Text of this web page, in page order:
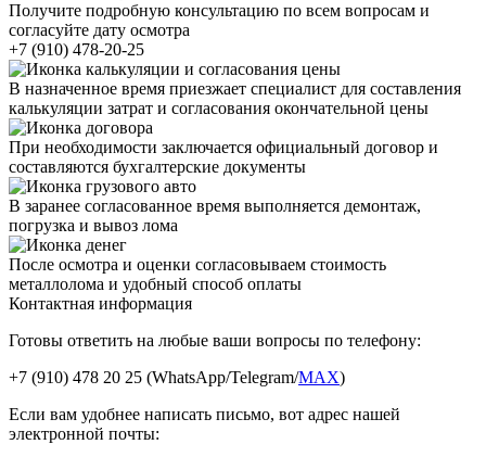
Получите подробную консультацию по всем вопросам и
согласуйте дату осмотра
+7 (910) 478-20-25
В назначенное время приезжает специалист для составления
калькуляции затрат и согласования окончательной цены
При необходимости заключается официальный договор и
составляются бухгалтерские документы
В заранее согласованное время выполняется демонтаж,
погрузка и вывоз лома
После осмотра и оценки согласовываем стоимость
металлолома и удобный способ оплаты
Контактная информация
Готовы ответить на любые ваши вопросы по телефону:
+7 (910) 478 20 25 (WhatsApp/Telegram/MAX)
Если вам удобнее написать письмо, вот адрес нашей
электронной почты: